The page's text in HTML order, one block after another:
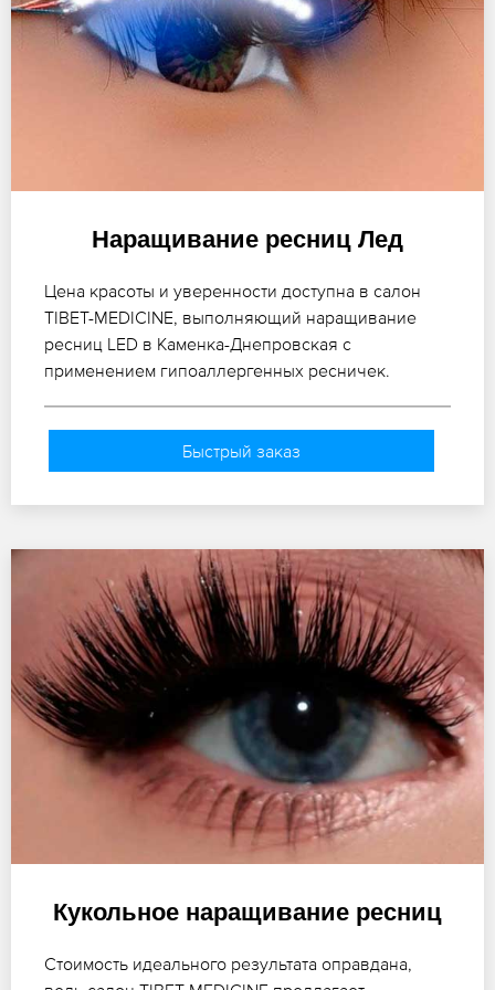
Наращивание ресниц Лед
Цена красоты и уверенности доступна в салон
TIBET-MEDICINE, выполняющий наращивание
ресниц LED в Каменка-Днепровская с
применением гипоаллергенных ресничек.
Быстрый заказ
Кукольное наращивание ресниц
Стоимость идеального результата оправдана,